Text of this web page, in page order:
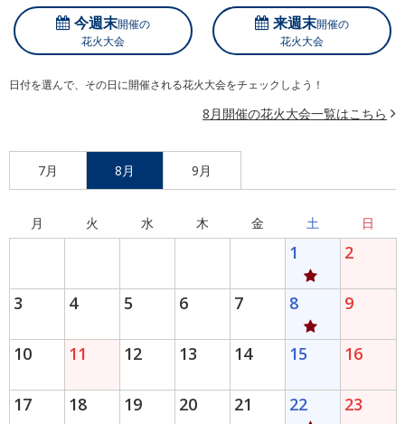
今週末開催の
花火大会
来週末開催の
花火大会
日付を選んで、その日に開催される花火大会をチェックしよう！
8月開催の花火大会一覧はこちら
7月 8月 9月
月 火 水 木 金 土 日
1 2
3 4 5 6 7 8 9
10 11 12 13 14 15 16
17 18 19 20 21 22 23